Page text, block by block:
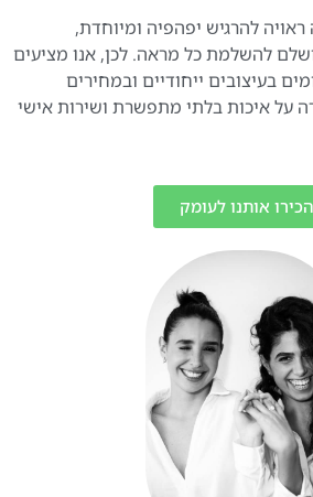
להרגיש יפהפיה ומיוחדת,
להשלמת כל מראה. לכן, אנו מציעים
בעיצובים ייחודיים ובמחירים
על איכות בלתי מתפשרת ושירות אישי
הכירו אותנו לעומק